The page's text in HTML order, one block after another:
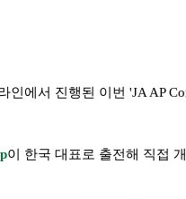
인에서 진행된 이번 'JA AP
이 한국 대표로 출전해 직접